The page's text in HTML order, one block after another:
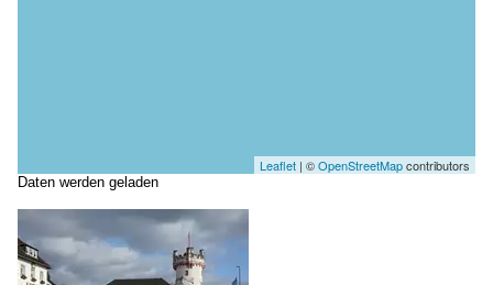
Leaflet | ©OpenStreetMapcontributors
Daten werden geladen